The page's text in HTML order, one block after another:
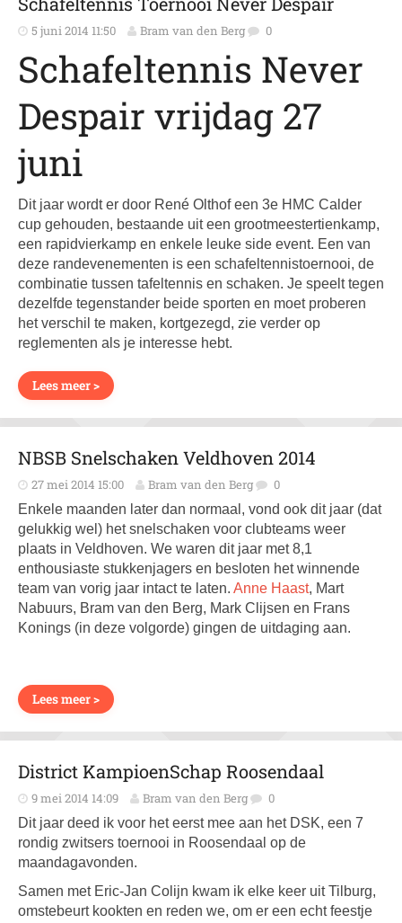
5 juni 2014 11:50 Bram van den Berg 0
Schafeltennis Never
Despair vrijdag 27
juni
Dit jaar wordt er door René Olthof een 3e HMC Calder
cup gehouden, bestaande uit een grootmeestertienkamp,
een rapidvierkamp en enkele leuke side event. Een van
deze randevenementen is een schafeltennistoernooi, de
combinatie tussen tafeltennis en schaken. Je speelt tegen
dezelfde tegenstander beide sporten en moet proberen
het verschil te maken, kortgezegd, zie verder op
reglementen als je interesse hebt.
Lees meer >
NBSB Snelschaken Veldhoven 2014
27 mei 2014 15:00 Bram van den Berg 0
Enkele maanden later dan normaal, vond ook dit jaar (dat
gelukkig wel) het snelschaken voor clubteams weer
plaats in Veldhoven. We waren dit jaar met 8,1
enthousiaste stukkenjagers en besloten het winnende
team van vorig jaar intact te laten. Anne Haast, Mart
Nabuurs, Bram van den Berg, Mark Clijsen en Frans
Konings (in deze volgorde) gingen de uitdaging aan.
Lees meer >
District KampioenSchap Roosendaal
9 mei 2014 14:09 Bram van den Berg 0
Dit jaar deed ik voor het eerst mee aan het DSK, een 7
rondig zwitsers toernooi in Roosendaal op de
maandagavonden.
Samen met Eric-Jan Colijn kwam ik elke keer uit Tilburg,
omstebeurt kookten en reden we, om er een echt feestje